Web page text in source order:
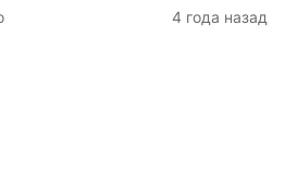
4 года назад